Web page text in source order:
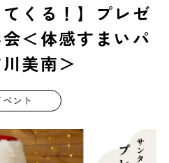
てくる！】プレゼ
＜体感すまいパ
美南＞
ベント